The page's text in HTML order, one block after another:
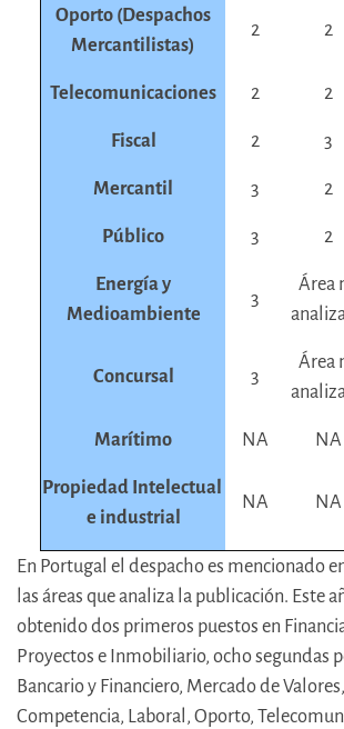
Oporto (Despachos
Mercantilistas)
2 2
Telecomunicaciones 2 2
Fiscal 2 3
Mercantil 3 2
Público 3 2
Energía y
Medioambiente
3
Área
Concursal 3
Área
Marítimo NA NA
Propiedad Intelectual
e industrial
NA NA
En Portugal el despacho es mencionado
las áreas que analiza la publicación. Este
obtenido dos primeros puestos en
Proyectos e Inmobiliario, ocho segundas
Bancario y Financiero, Mercado de
Competencia, Laboral, Oporto,